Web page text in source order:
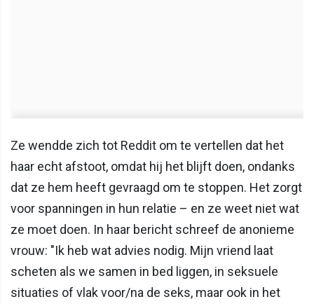
Ze wendde zich tot Reddit om te vertellen dat het
haar echt afstoot, omdat hij het blijft doen, ondanks
dat ze hem heeft gevraagd om te stoppen. Het zorgt
voor spanningen in hun relatie – en ze weet niet wat
ze moet doen. In haar bericht schreef de anonieme
vrouw: "Ik heb wat advies nodig. Mijn vriend laat
scheten als we samen in bed liggen, in seksuele
situaties of vlak voor/na de seks, maar ook in het